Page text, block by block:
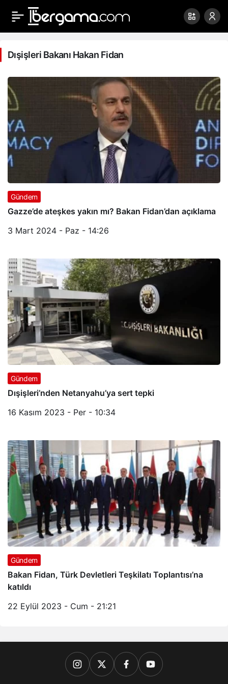
Dışişleri
Bakanı
Hakan
Fidan
Haberleri
Dışişleri Bakanı Hakan Fidan
Gündem
Gazze’de ateşkes yakın mı? Bakan Fidan’dan açıklama
3 Mart 2024 - Paz - 14:26
Gündem
Dışişleri’nden Netanyahu’ya sert tepki
16 Kasım 2023 - Per - 10:34
Gündem
Bakan Fidan, Türk Devletleri Teşkilatı Toplantısı’na
katıldı
22 Eylül 2023 - Cum - 21:21